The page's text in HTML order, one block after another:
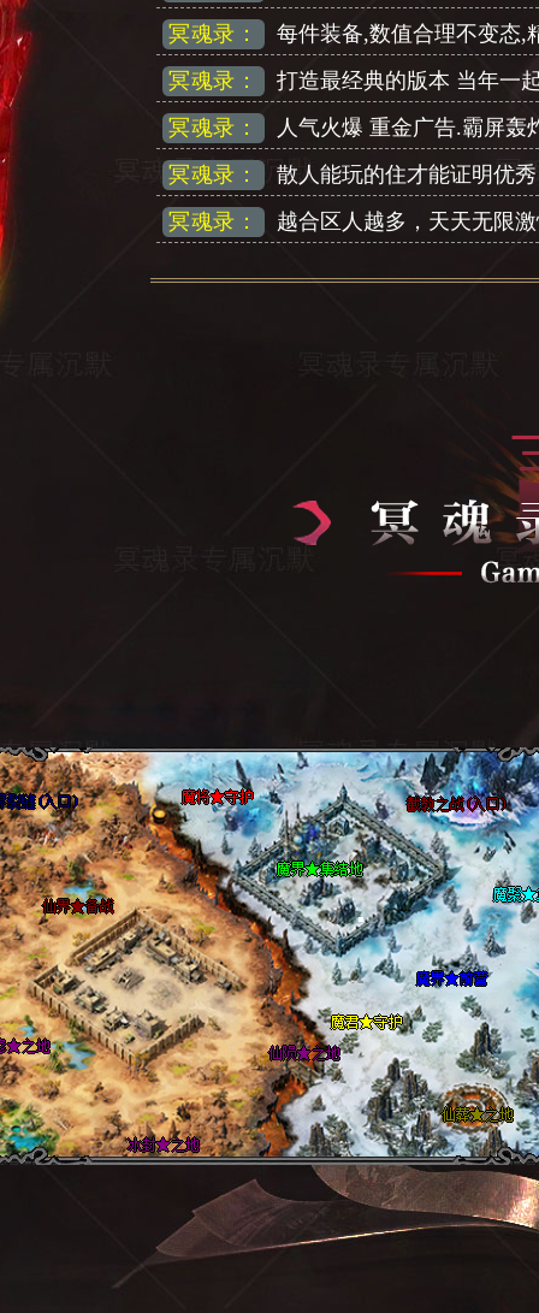
冥魂录：
每件装备,数值合理不变态,
冥魂录：
打造最经典的版本 当年一
冥魂录：
人气火爆 重金广告.霸屏轰
冥魂录：
散人能玩的住才能证明优
冥魂录：
越合区人越多，天天无限